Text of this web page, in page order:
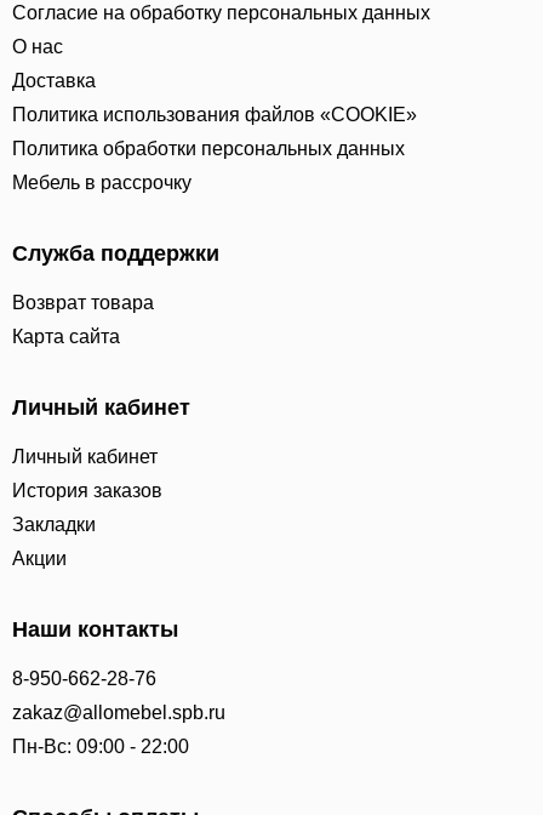
Согласие на обработку персональных данных
О нас
Доставка
Политика использования файлов «COOKIE»
Политика обработки персональных данных
Мебель в рассрочку
Служба поддержки
Возврат товара
Карта сайта
Личный кабинет
Личный кабинет
История заказов
Закладки
Акции
Наши контакты
8-950-662-28-76
zakaz@allomebel.spb.ru
Пн-Вс: 09:00 - 22:00